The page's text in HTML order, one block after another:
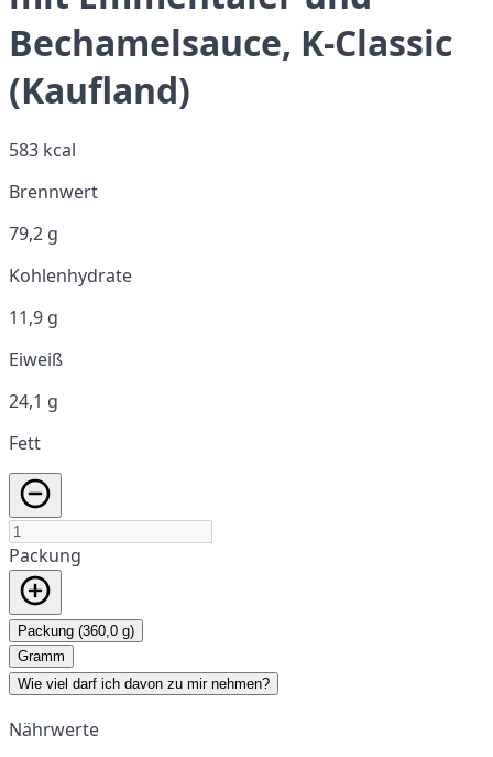
Bechamelsauce, K-Classic
(Kaufland)
583 kcal
Brennwert
79,2 g
Kohlenhydrate
11,9 g
Eiweiß
24,1 g
Fett
Packung
Packung (360,0 g)
Gramm
Wie viel darf ich davon zu mir nehmen?
Nährwerte